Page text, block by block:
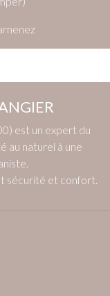
est un expert du
au naturel à une
sécurité et confort.